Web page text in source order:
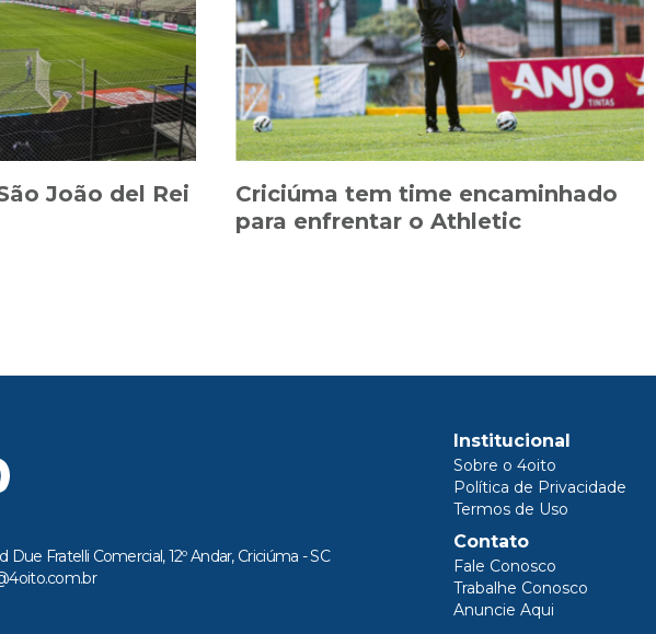
João del Rei
Criciúma tem time encaminhado
para enfrentar o Athletic
Due Fratelli Comercial, 12º Andar, Criciúma - SC
Institucional
Sobre o 4oito
Política de Privacidade
Termos de Uso
Contato
Fale Conosco
Trabalhe Conosco
Anuncie Aqui